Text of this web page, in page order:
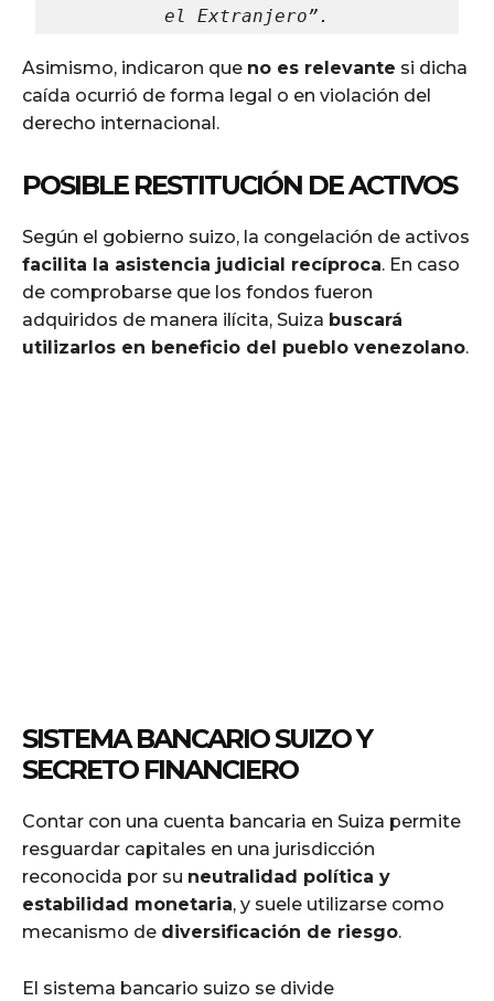
el Extranjero”.
Asimismo, indicaron que no es relevante si dicha
caída ocurrió de forma legal o en violación del
derecho internacional.
POSIBLE RESTITUCIÓN DE ACTIVOS
Según el gobierno suizo, la congelación de activos
facilita la asistencia judicial recíproca. En caso
de comprobarse que los fondos fueron
adquiridos de manera ilícita, Suiza buscará
utilizarlos en beneficio del pueblo venezolano.
SISTEMA BANCARIO SUIZO Y
SECRETO FINANCIERO
Contar con una cuenta bancaria en Suiza permite
resguardar capitales en una jurisdicción
reconocida por su neutralidad política y
estabilidad monetaria, y suele utilizarse como
mecanismo de diversificación de riesgo.
El sistema bancario suizo se divide